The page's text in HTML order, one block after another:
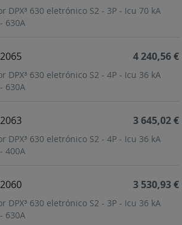
DPX³ 630 eletrónico S2 - 3P - Icu 70 kA
630A
DPX³ 630 eletrónico S2 - 4P - Icu 36 kA
630A
4 240,56 €
DPX³ 630 eletrónico S2 - 4P - Icu 36 kA
400A
3 645,02 €
DPX³ 630 eletrónico S2 - 3P - Icu 36 kA
630A
3 530,93 €